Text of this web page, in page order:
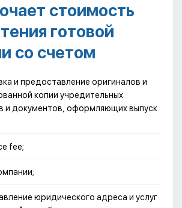
стоимость
готовой
со счетом
и предоставление оригиналов и
копии учредительных
и документов, оформляющих выпуск
fee;
юридического адреса и услуг